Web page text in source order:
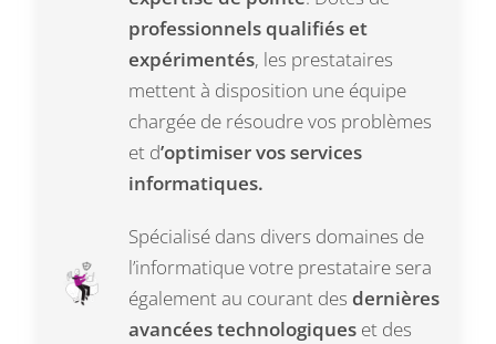
professionnels qualifiés et
expérimentés, les prestataires
mettent à disposition une équipe
chargée de résoudre vos problèmes
et d’optimiser vos services
informatiques.
Spécialisé dans divers domaines de
l’informatique votre prestataire sera
également au courant des dernières
avancées technologiqueset des